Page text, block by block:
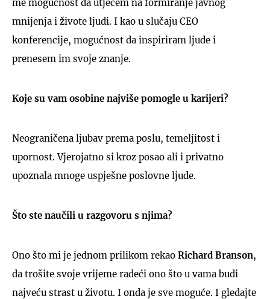
me mogućnost da utječem na formiranje javnog
mnijenja i živote ljudi. I kao u slučaju CEO
konferencije, mogućnost da inspiriram ljude i
prenesem im svoje znanje.
Koje su vam osobine najviše pomogle u karijeri?
Neograničena ljubav prema poslu, temeljitost i
upornost. Vjerojatno si kroz posao ali i privatno
upoznala mnoge uspješne poslovne ljude.
Što ste naučili u razgovoru s njima?
Ono što mi je jednom prilikom rekao Richard Branson,
da trošite svoje vrijeme radeći ono što u vama budi
najveću strast u životu. I onda je sve moguće. I gledajte